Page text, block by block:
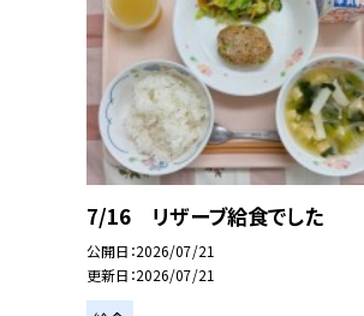
7/16 リザーブ給食でした
公開日 2026/07/21
更新日 2026/07/21